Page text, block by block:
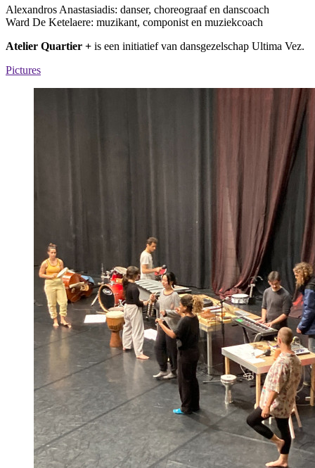
Alexandros Anastasiadis: danser, choreograaf en danscoach
Ward De Ketelaere: muzikant, componist en muziekcoach
Atelier Quartier + is een initiatief van dansgezelschap Ultima Vez.
Pictures